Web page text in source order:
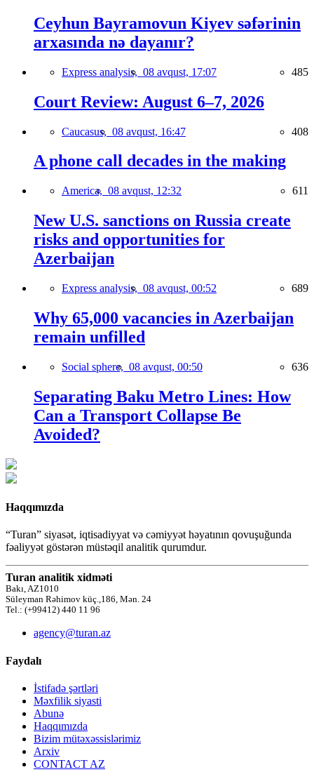
Ceyhun Bayramovun Kiyev səfərinin
arxasında nə dayanır?
Express analysis, 08 avqust, 17:07 485
Court Review: August 6–7, 2026
Caucasus, 08 avqust, 16:47 408
A phone call decades in the making
America, 08 avqust, 12:32 611
New U.S. sanctions on Russia create
risks and opportunities for
Azerbaijan
Express analysis, 08 avqust, 00:52 689
Why 65,000 vacancies in Azerbaijan
remain unfilled
Social sphere, 08 avqust, 00:50 636
Separating Baku Metro Lines: How
Can a Transport Collapse Be
Avoided?
Haqqımızda
“Turan” siyasət, iqtisadiyyat və cəmiyyət həyatının qovuşuğunda
fəaliyyət göstərən müstəqil analitik qurumdur.
Turan analitik xidməti
Bakı, AZ1010
Süleyman Rəhimov küç.,186, Mən. 24
Tel.: (+99412) 440 11 96
agency@turan.az
Faydalı
İstifadə şərtləri
Məxfilik siyasti
Abunə
Haqqımızda
Bizim mütəxəssislərimiz
Arxiv
CONTACT AZ